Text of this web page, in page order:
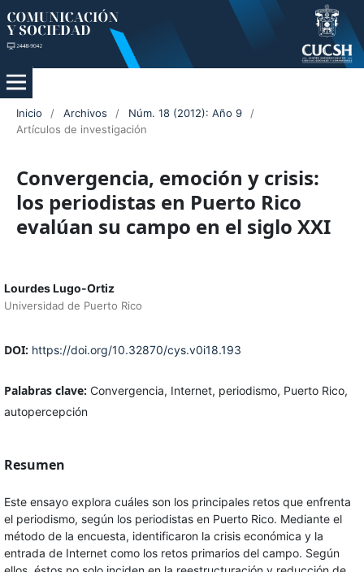
Inicio / Archivos / Núm. 18 (2012): Año 9
/
Artículos de investigación
Convergencia, emoción y crisis:
los periodistas en Puerto Rico
evalúan su campo en el siglo XXI
Lourdes Lugo-Ortiz
Universidad de Puerto Rico
DOI: https://doi.org/10.32870/cys.v0i18.193
Palabras clave: Convergencia, Internet, periodismo, Puerto Rico,
autopercepción
Resumen
Este ensayo explora cuáles son los principales retos que enfrenta
el periodismo, según los periodistas en Puerto Rico. Mediante el
método de la encuesta, identificaron la crisis económica y la
entrada de Internet como los retos primarios del campo. Según